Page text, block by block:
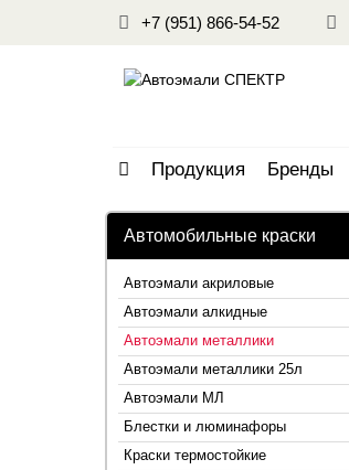
+7 (951) 866-54-52
Продукция Бренды
Автомобильные краски
Автоэмали акриловые
Автоэмали алкидные
Автоэмали металлики
Автоэмали металлики 25л
Автоэмали МЛ
Блестки и люминафоры
Краски термостойкие